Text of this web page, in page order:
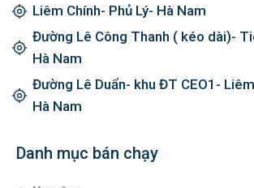
Liêm Chính- Phủ Lý- Hà Nam
Đường Lê Công Thanh ( kéo dài)-
Hà Nam
Đường Lê Duẩn- khu ĐT CEO1-
Hà Nam
Danh mục bán chạy